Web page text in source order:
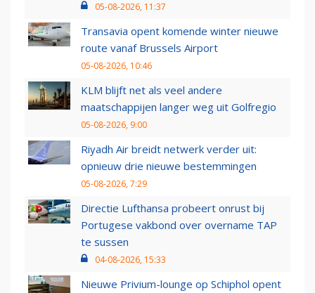
05-08-2026, 11:37
Transavia opent komende winter nieuwe
route vanaf Brussels Airport
05-08-2026, 10:46
KLM blijft net als veel andere
maatschappijen langer weg uit Golfregio
05-08-2026, 9:00
Riyadh Air breidt netwerk verder uit:
opnieuw drie nieuwe bestemmingen
05-08-2026, 7:29
Directie Lufthansa probeert onrust bij
Portugese vakbond over overname TAP
te sussen
04-08-2026, 15:33
Nieuwe Privium-lounge op Schiphol opent